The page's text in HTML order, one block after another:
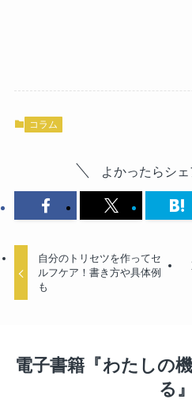
コラム
よかったらシェ
自分のトリセツを作ってセ
ルフケア！書き方や具体例
も
電子書籍『わたしの
る』